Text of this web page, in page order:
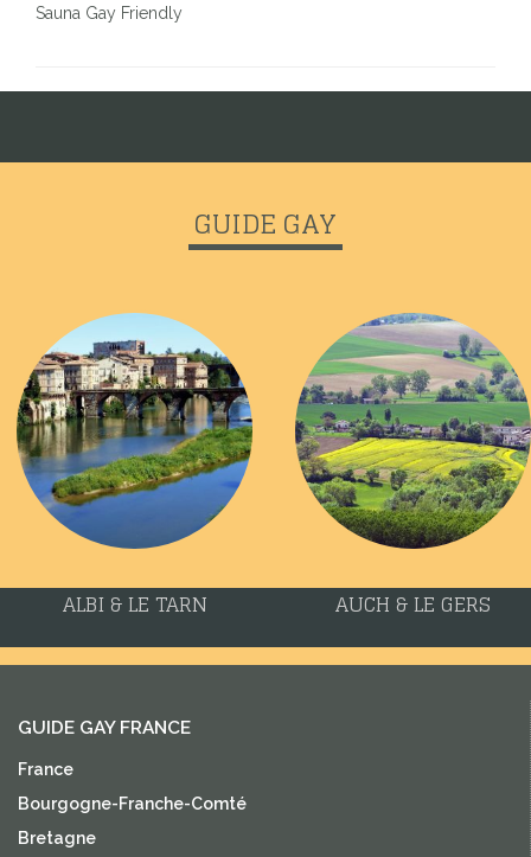
Sauna Gay Friendly
GUIDE GAY
ALBI & LE TARN AUCH & LE GERS
GUIDE GAY FRANCE
France
Bourgogne-Franche-Comté
Bretagne